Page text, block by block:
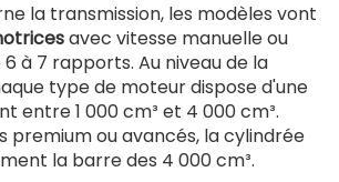
la transmission, les modèles vont
avec vitesse manuelle ou
à 7 rapports. Au niveau de la
type de moteur dispose d'une
entre 1 000 cm³ et 4 000 cm³.
premium ou avancés, la cylindrée
la barre des 4 000 cm³.